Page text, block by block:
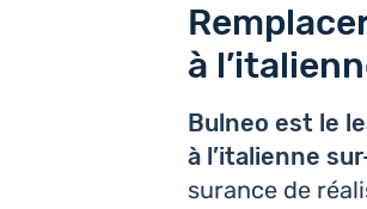
à
Bulneo est le
à l’i­ta­lienne
su­rance de